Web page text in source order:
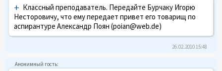
+ Классный преподаватель. Передайте Бурчаку Игорю
Несторовичу, что ему передает привет его товарищ по
аспирантуре Александр Поян (poian@web.de)
26.02.2010 15:48